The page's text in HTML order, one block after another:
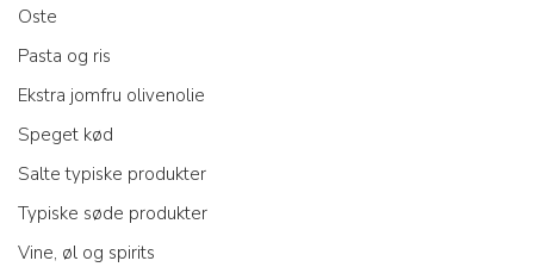
Oste
Pasta og ris
Ekstra jomfru olivenolie
Speget kød
Salte typiske produkter
Typiske søde produkter
Vine, øl og spirits